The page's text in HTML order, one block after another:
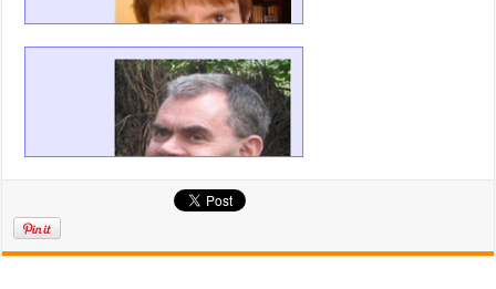
dr Branislav Jovanić,
Naučni savetnik
Institut za Fiziku, Beograd
Vukašin Stojiljković,